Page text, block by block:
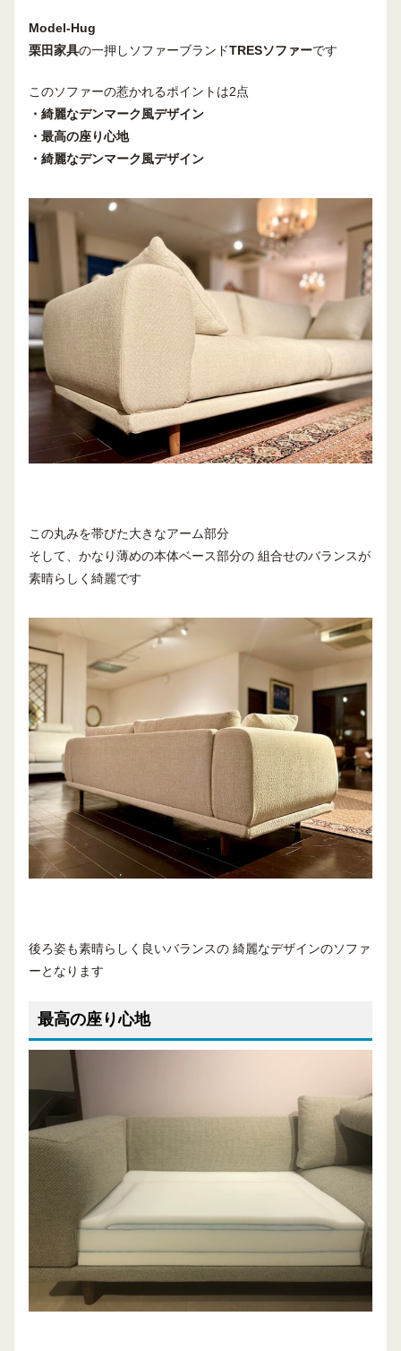
Model-Hug
栗田家具の一押しソファーブランドTRESソファーです
このソファーの惹かれるポイントは2点
・綺麗なデンマーク風デザイン
・最高の座り心地
・綺麗なデンマーク風デザイン
この丸みを帯びた大きなアーム部分
そして、かなり薄めの本体ベース部分の 組合せのバランスが
素晴らしく綺麗です
後ろ姿も素晴らしく良いバランスの 綺麗なデザインのソファ
ーとなります
最高の座り心地